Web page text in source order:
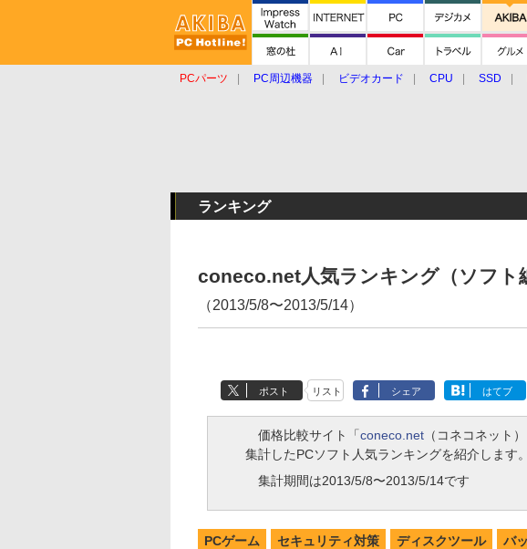
PCパーツ PC周辺機器 ビデオカード CPU SSD
ランキング
coneco.net人気ランキング（ソフト
（2013/5/8〜2013/5/14）
ポスト リスト シェア はてブ
価格比較サイト「coneco.net（コネコネット
集計したPCソフト人気ランキングを紹介します。
集計期間は2013/5/8〜2013/5/14です
PCゲーム セキュリティ対策 ディスクツール バ